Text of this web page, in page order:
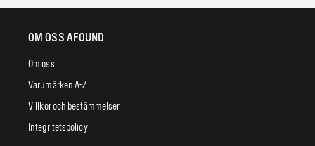
OM OSS AFOUND
Om oss
Varumärken A-Z
Villkor och bestämmelser
Integritetspolicy